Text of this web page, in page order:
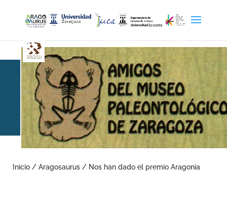
Aragonia
Inicio / Aragosaurus / Nos han dado el premio Aragonia